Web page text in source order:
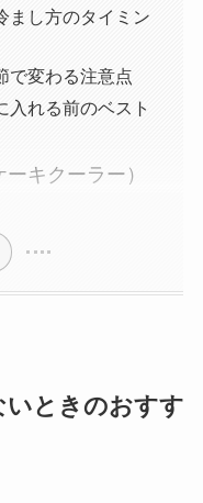
し方のタイミン
変わる注意点
れる前のベスト
キクーラー）
いときのおすす